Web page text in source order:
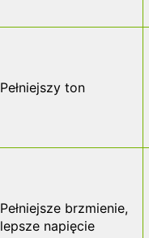
Pełniejszy ton
Pełniejsze brzmienie,
lepsze napięcie